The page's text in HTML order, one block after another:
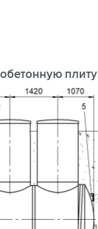
плиту